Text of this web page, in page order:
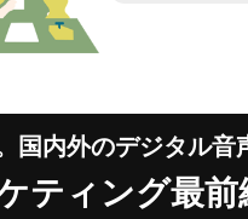
国内外のデジタル音
ティング最前